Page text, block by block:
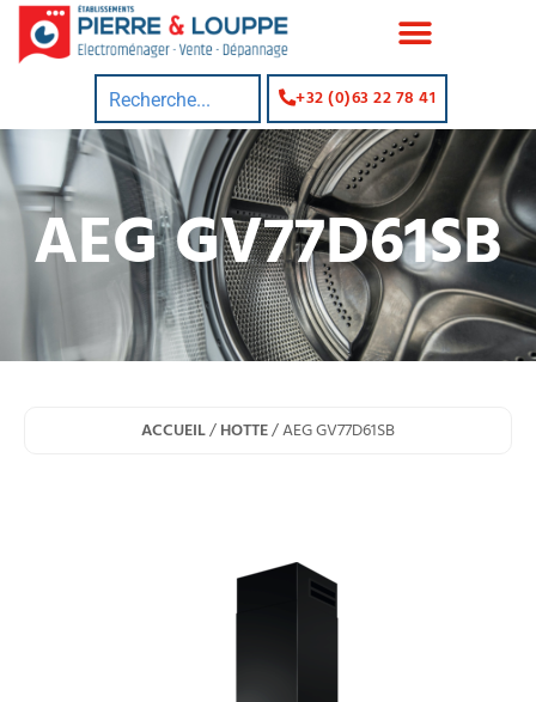
+32 (0)63 22 78 41
AEG GV77D61SB
ACCUEIL/HOTTE/ AEG GV77D61SB